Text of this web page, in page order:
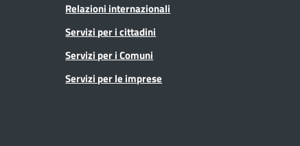
Relazioni internazionali
Servizi per i cittadini
Servizi per i Comuni
Servizi per le imprese